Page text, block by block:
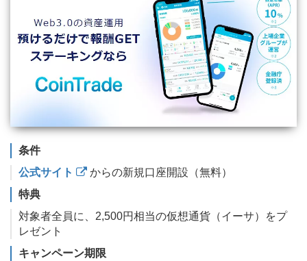
条件
公式サイト
からの新規口座開設（無料）
特典
対象者全員に、2,500円相当の仮想通貨（イーサ）をプ
レゼント
キャンペーン期限